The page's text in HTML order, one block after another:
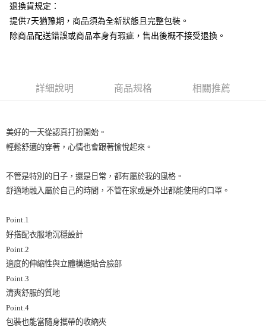
每筆NT$130，滿NT$2,500(含以上)免運費
退換貨規定：
提供7天猶豫期，商品須為全新狀態且完整包裝。
除商品配送錯誤或商品本身有瑕疵，售出後概不接受退換。
詳細說明 商品規格 相關推薦
美好的一天從認真打扮開始。
輕鬆舒適的穿著，心情也會跟著愉悅起來。
不管是特別的日子，還是日常，都有屬於我的風格。
舒適地融入屬於自己的時間，不管在家或是外出都能使用的口罩。
Point.1
好搭配衣服地沉穩設計
Point.2
適度的伸縮性與立體構造貼合臉部
Point.3
清爽舒服的質地
Point.4
包裝也能當隨身攜帶的收納夾